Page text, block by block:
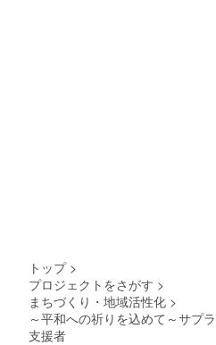
トップ >
プロジェクトをさがす >
まちづくり・地域活性化 >
～平和への祈りを込めて～サプ
支援者